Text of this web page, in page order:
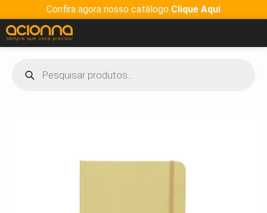
Confira agora nosso catálogo Clique Aqui